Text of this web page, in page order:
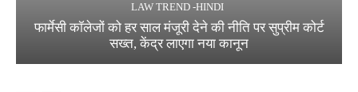
LAW TREND -HINDI
फार्मेसी कॉलेजों को हर साल मंजूरी देने की नीति पर सुप्रीम कोर्ट
सख्त, केंद्र लाएगा नया कानून